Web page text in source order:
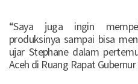
“Saya juga ingin
produksinya sampai bisa
ujar Stephane dalam
Aceh di Ruang Rapat